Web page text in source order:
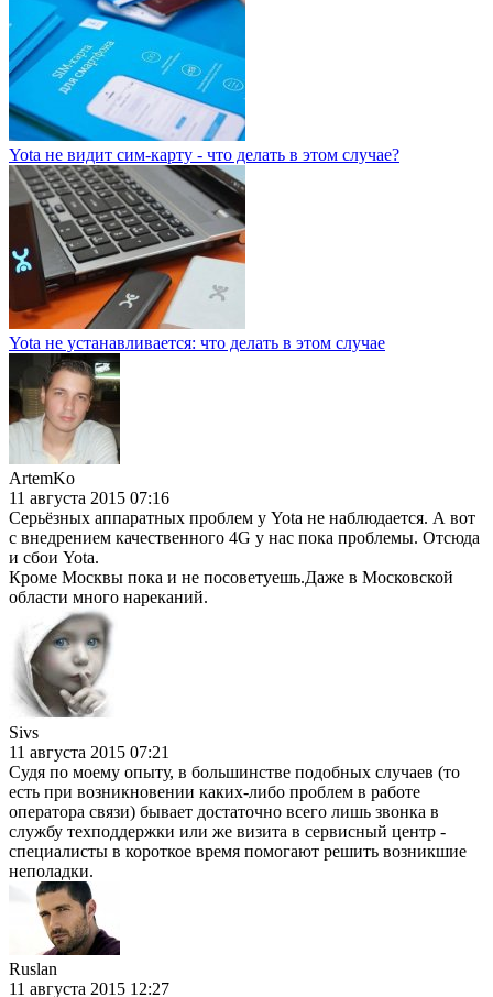
Yota не видит сим-карту - что делать в этом случае?
Yota не устанавливается: что делать в этом случае
ArtemKo
11 августа 2015 07:16
Серьёзных аппаратных проблем у Yota не наблюдается. А вот
с внедрением качественного 4G у нас пока проблемы. Отсюда
и сбои Yota.
Кроме Москвы пока и не посоветуешь.Даже в Московской
области много нареканий.
Sivs
11 августа 2015 07:21
Судя по моему опыту, в большинстве подобных случаев (то
есть при возникновении каких-либо проблем в работе
оператора связи) бывает достаточно всего лишь звонка в
службу техподдержки или же визита в сервисный центр -
специалисты в короткое время помогают решить возникшие
неполадки.
Ruslan
11 августа 2015 12:27